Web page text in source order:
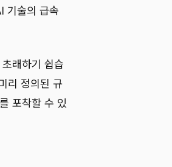
기술의 급속
래하기 쉽습
리 정의된 규
포착할 수 있